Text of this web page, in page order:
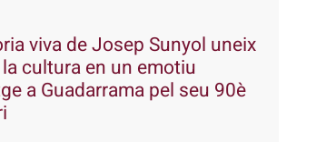
viva de Josep Sunyol uneix
la cultura en un emotiu
a Guadarrama pel seu 90è